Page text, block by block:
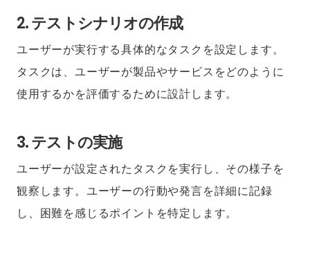
2. テストシナリオの作成
ユーザーが実行する具体的なタスクを設定します。
タスクは、ユーザーが製品やサービスをどのように
使用するかを評価するために設計します。
3. テストの実施
ユーザーが設定されたタスクを実行し、その様子を
観察します。ユーザーの行動や発言を詳細に記録
し、困難を感じるポイントを特定します。